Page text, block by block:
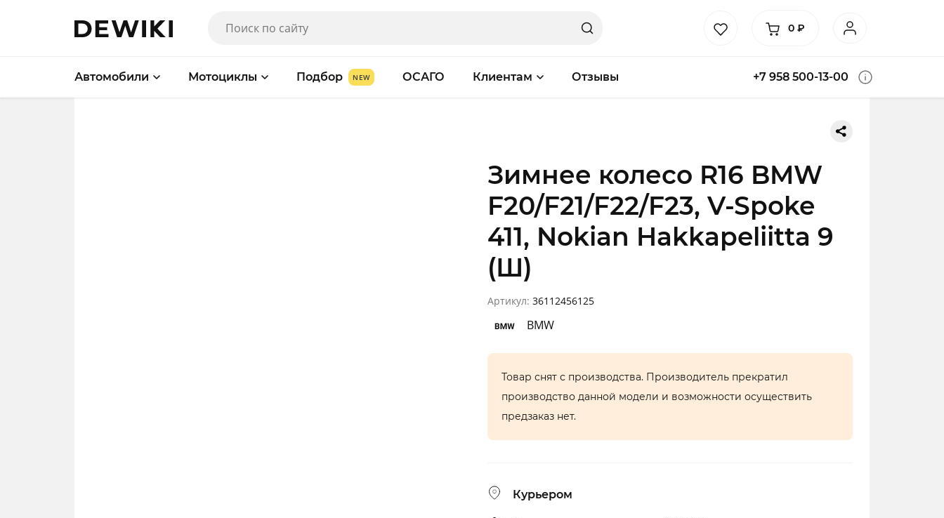
0 ₽
Автомобили Мотоциклы Подбор ОСАГО Клиентам Отзывы +7 958 500-13-00
Зимнее колесо R16 BMW
F20/F21/F22/F23, V-Spoke
411, Nokian Hakkapeliitta 9
(Ш)
Артикул: 36112456125
BMW
Товар снят с производства. Производитель прекратил
производство данной модели и возможности осуществить
предзаказ нет.
Курьером